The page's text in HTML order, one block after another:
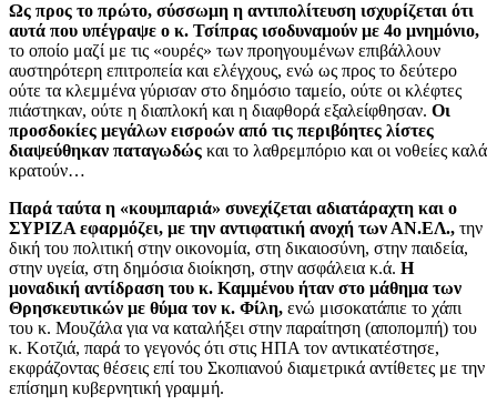
Ως προς το πρώτο, σύσσωμη η αντιπολίτευση ισχυρίζεται ότι
αυτά που υπέγραψε ο κ. Τσίπρας ισοδυναμούν με 4ο μνημόνιο,
το οποίο μαζί με τις «ουρές» των προηγουμένων επιβάλλουν
αυστηρότερη επιτροπεία και ελέγχους, ενώ ως προς το δεύτερο
ούτε τα κλεμμένα γύρισαν στο δημόσιο ταμείο, ούτε οι κλέφτες
πιάστηκαν, ούτε η διαπλοκή και η διαφθορά εξαλείφθησαν. Οι
προσδοκίες μεγάλων εισροών από τις περιβόητες λίστες
διαψεύθηκαν παταγωδώς και το λαθρεμπόριο και οι νοθείες καλά
κρατούν…
Παρά ταύτα η «κουμπαριά» συνεχίζεται αδιατάραχτη και ο
ΣΥΡΙΖΑ εφαρμόζει, με την αντιφατική ανοχή των ΑΝ.ΕΛ., την
δική του πολιτική στην οικονομία, στη δικαιοσύνη, στην παιδεία,
στην υγεία, στη δημόσια διοίκηση, στην ασφάλεια κ.ά. Η
μοναδική αντίδραση του κ. Καμμένου ήταν στο μάθημα των
Θρησκευτικών με θύμα τον κ. Φίλη, ενώ μισοκατάπιε το χάπι
του κ. Μουζάλα για να καταλήξει στην παραίτηση (αποπομπή) του
κ. Κοτζιά, παρά το γεγονός ότι στις ΗΠΑ τον αντικατέστησε,
εκφράζοντας θέσεις επί του Σκοπιανού διαμετρικά αντίθετες με την
επίσημη κυβερνητική γραμμή.